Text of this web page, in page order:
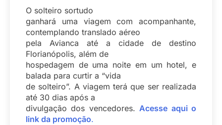
O solteiro sortudo
ganhará uma viagem com acompanhante,
contemplando translado aéreo
pela Avianca até a cidade de destino
Florianópolis, além de
hospedagem de uma noite em um hotel, e
balada para curtir a “vida
de solteiro”. A viagem terá que ser realizada
até 30 dias após a
divulgação dos vencedores.Acesse aqui o
link da promoção.